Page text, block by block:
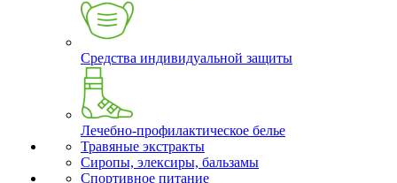
Средства индивидуальной защиты
Лечебно-профилактическое белье
Травяные экстракты
Сиропы, элексиры, бальзамы
Спортивное питание